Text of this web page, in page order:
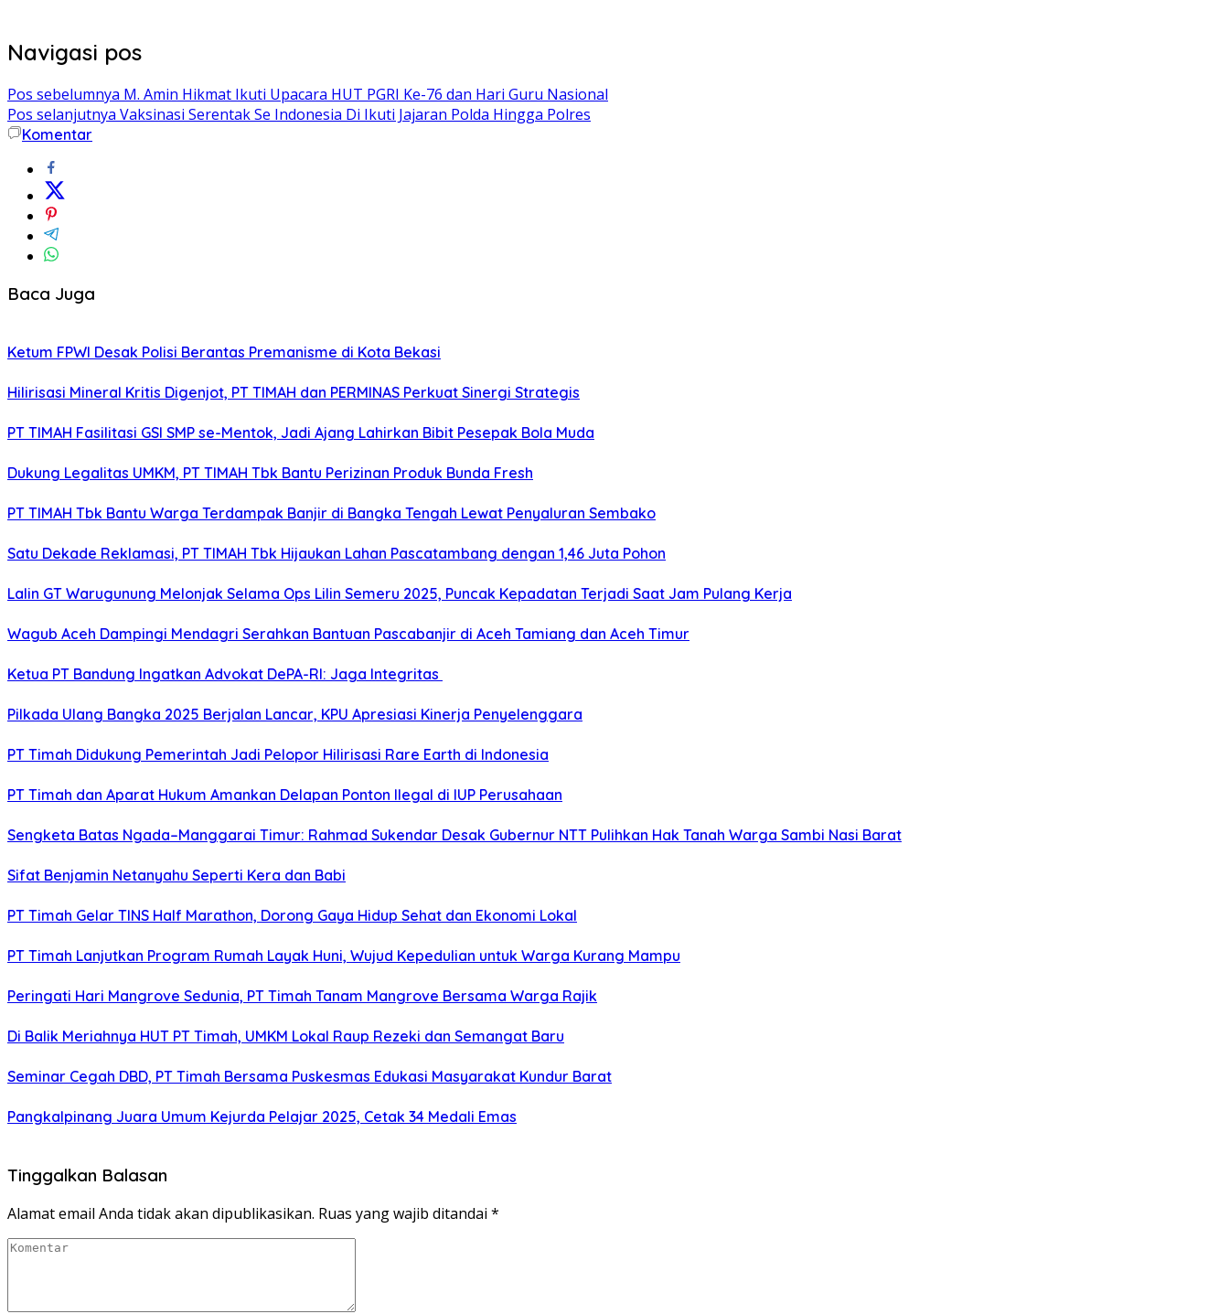
Navigasi pos
Pos sebelumnya M. Amin Hikmat Ikuti Upacara HUT PGRI Ke-76 dan Hari Guru Nasional
Pos selanjutnya Vaksinasi Serentak Se Indonesia Di Ikuti Jajaran Polda Hingga Polres
Komentar
Baca Juga
Ketum FPWI Desak Polisi Berantas Premanisme di Kota Bekasi
Hilirisasi Mineral Kritis Digenjot, PT TIMAH dan PERMINAS Perkuat Sinergi Strategis
PT TIMAH Fasilitasi GSI SMP se-Mentok, Jadi Ajang Lahirkan Bibit Pesepak Bola Muda
Dukung Legalitas UMKM, PT TIMAH Tbk Bantu Perizinan Produk Bunda Fresh
PT TIMAH Tbk Bantu Warga Terdampak Banjir di Bangka Tengah Lewat Penyaluran Sembako
Satu Dekade Reklamasi, PT TIMAH Tbk Hijaukan Lahan Pascatambang dengan 1,46 Juta Pohon
Lalin GT Warugunung Melonjak Selama Ops Lilin Semeru 2025, Puncak Kepadatan Terjadi Saat Jam Pulang Kerja
Wagub Aceh Dampingi Mendagri Serahkan Bantuan Pascabanjir di Aceh Tamiang dan Aceh Timur
Ketua PT Bandung Ingatkan Advokat DePA-RI: Jaga Integritas
Pilkada Ulang Bangka 2025 Berjalan Lancar, KPU Apresiasi Kinerja Penyelenggara
PT Timah Didukung Pemerintah Jadi Pelopor Hilirisasi Rare Earth di Indonesia
PT Timah dan Aparat Hukum Amankan Delapan Ponton Ilegal di IUP Perusahaan
Sengketa Batas Ngada–Manggarai Timur: Rahmad Sukendar Desak Gubernur NTT Pulihkan Hak Tanah Warga Sambi Nasi Barat
Sifat Benjamin Netanyahu Seperti Kera dan Babi
PT Timah Gelar TINS Half Marathon, Dorong Gaya Hidup Sehat dan Ekonomi Lokal
PT Timah Lanjutkan Program Rumah Layak Huni, Wujud Kepedulian untuk Warga Kurang Mampu
Peringati Hari Mangrove Sedunia, PT Timah Tanam Mangrove Bersama Warga Rajik
Di Balik Meriahnya HUT PT Timah, UMKM Lokal Raup Rezeki dan Semangat Baru
Seminar Cegah DBD, PT Timah Bersama Puskesmas Edukasi Masyarakat Kundur Barat
Pangkalpinang Juara Umum Kejurda Pelajar 2025, Cetak 34 Medali Emas
Tinggalkan Balasan
Alamat email Anda tidak akan dipublikasikan. Ruas yang wajib ditandai *